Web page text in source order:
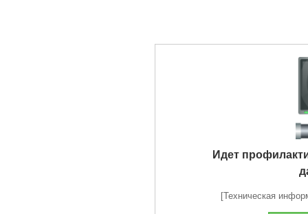
Идет
[Техническая